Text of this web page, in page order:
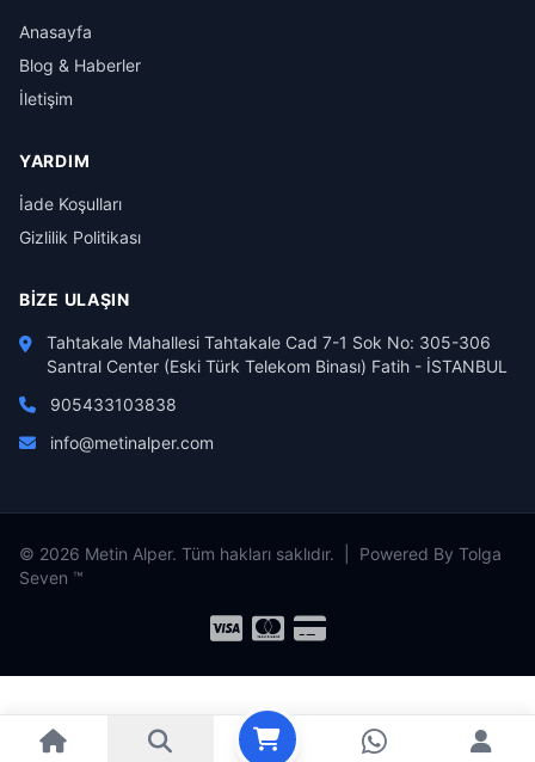
Anasayfa
Blog & Haberler
İletişim
YARDIM
İade Koşulları
Gizlilik Politikası
BIZE ULAŞIN
Tahtakale Mahallesi Tahtakale Cad 7-1 Sok No: 305-306
Santral Center (Eski Türk Telekom Binası) Fatih - İSTANBUL
905433103838
info@metinalper.com
© 2026 Metin Alper. Tüm hakları saklıdır. | Powered By Tolga
Seven ™